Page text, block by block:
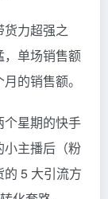
力超强之
，单场销售额
的销售额。
个星期的快手
小主播后（粉
5 大引流方